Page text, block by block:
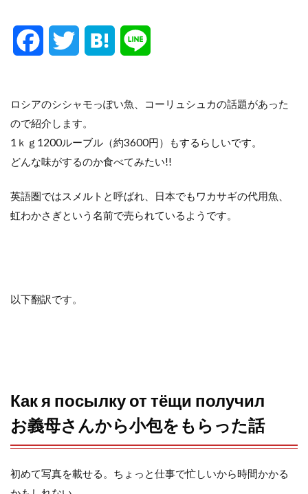
c
e
b
o
o
i
t
e
r
t
n
a
n
ロシアのシシャモっぽい魚、コーリュシュカの話題があった
ので紹介します。
1ｋｇ1200ルーブル（約3600円）もするらしいです。
どんな味がするのか食べてみたい!!
英語圏ではスメルトと呼ばれ、日本でもワカサギの代用魚、
虹わかさぎという名前で売られているようです。
以下翻訳です。
Как я посылку от тёщи получил
お義母さんから小包をもらった話
初めて写真を載せる。ちょっと仕事で忙しいから時間かかる